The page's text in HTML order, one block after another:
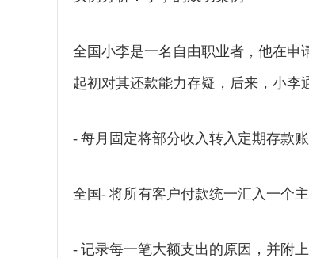
全国小李是一名自由职业者，他在
起初对其还款能力存疑，后来，小李
- 每月固定将部分收入转入定期存款账
全国- 将所有客户付款统一汇入一个主
- 记录每一笔大额支出的原因，并附上